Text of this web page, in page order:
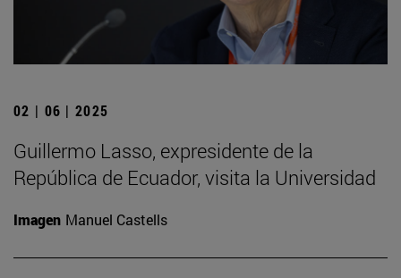
02 | 06 | 2025
Guillermo Lasso, expresidente de la
República de Ecuador, visita la Universidad
Imagen Manuel Castells